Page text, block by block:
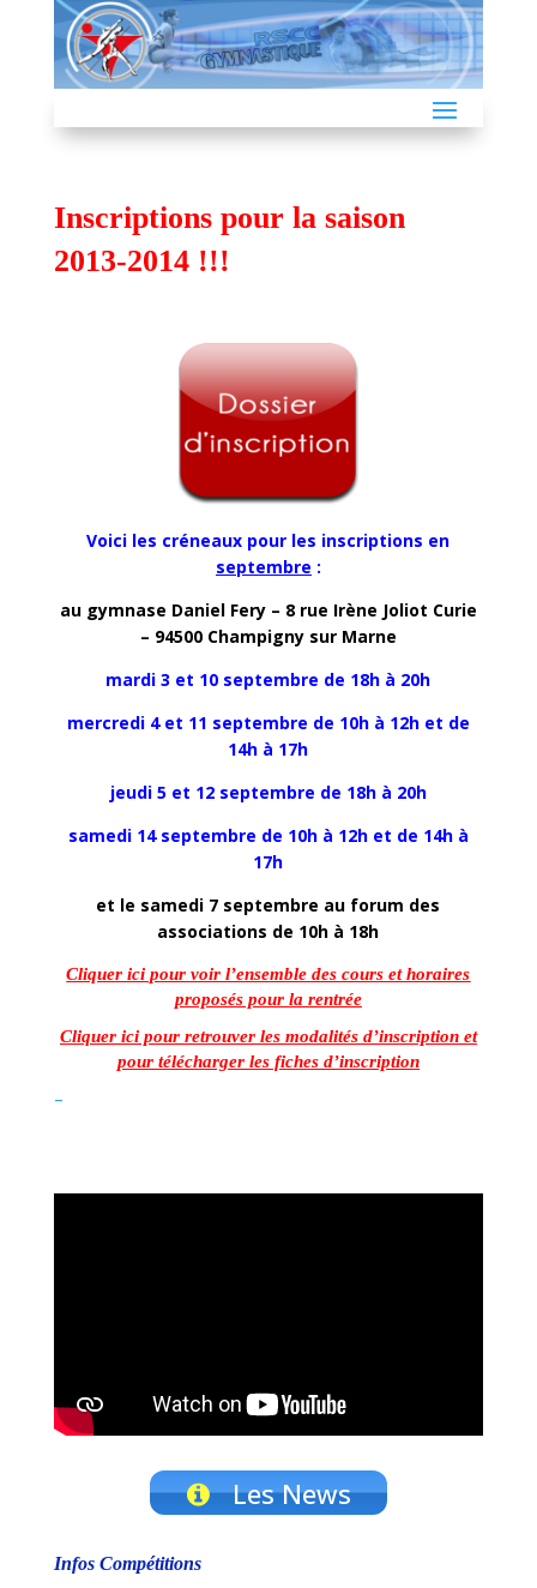
Inscriptions pour la saison
2013-2014 !!!
Voici les créneaux pour les inscriptions en
septembre :
au gymnase Daniel Fery – 8 rue Irène Joliot Curie
– 94500 Champigny sur Marne
mardi 3 et 10 septembre de 18h à 20h
mercredi 4 et 11 septembre de 10h à 12h et de
14h à 17h
jeudi 5 et 12 septembre de 18h à 20h
samedi 14 septembre de 10h à 12h et de 14h à
17h
et le samedi 7 septembre au forum des
associations de 10h à 18h
Cliquer ici pour voir l’ensemble des cours et horaires
proposés pour la rentrée
Cliquer ici pour retrouver les modalités d’inscription et
pour télécharger les fiches d’inscription
–
Les News
Infos Compétitions